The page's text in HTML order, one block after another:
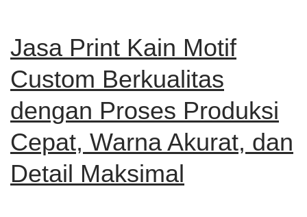
Jasa Print Kain Motif
Custom Berkualitas
dengan Proses Produksi
Cepat, Warna Akurat, dan
Detail Maksimal